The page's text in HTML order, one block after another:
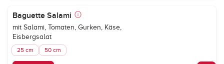
Baguette Salami
mit Salami, Tomaten, Gurken, Käse,
Eisbergsalat
25 cm 50 cm